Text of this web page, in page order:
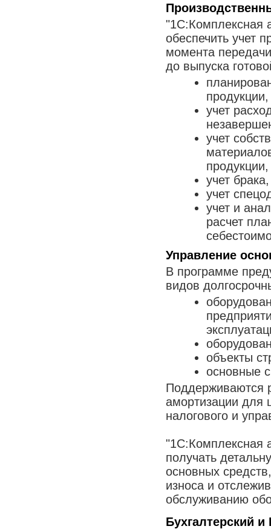
"1С:Комплексная
обеспечить учет
момента
до выпуска
продукции,
учет
учет
продукции,
учет брака,
учет
учет и
расчет
Управление
В программе
видов
объекты
основные
Поддерживаются
амортизации для
налогового и
"1С:Комплексная
получать
основных
износа и
обслуживанию
Бухгалтерский